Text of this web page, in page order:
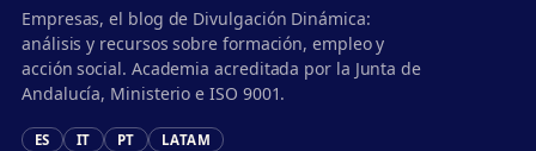
Empresas, el blog de Divulgación Dinámica:
análisis y recursos sobre formación, empleo y
acción social. Academia acreditada por la Junta de
Andalucía, Ministerio e ISO 9001.
ES IT PT LATAM